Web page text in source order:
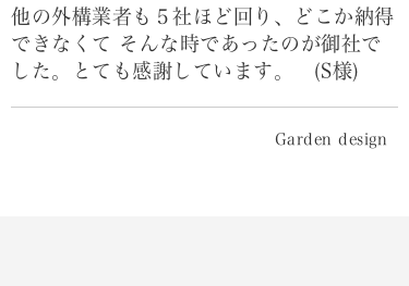
他の外構業者も５社ほど回り、どこか納得
できなくて そんな時であったのが御社で
した。とても感謝しています。 (S様)
Garden design